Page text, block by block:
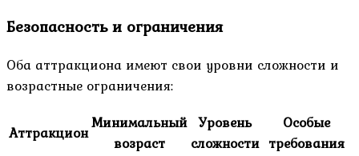
Безопасность и ограничения
Оба аттракциона имеют свои уровни сложности и
возрастные ограничения:
АттракционМинимальный
возраст
Уровень
сложности
Особые
требования